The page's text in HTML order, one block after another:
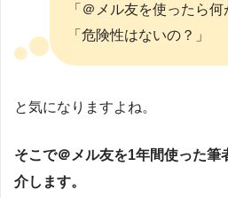
「＠メル友を使ったら何
「危険性はないの？」
と気になりますよね。
そこで＠メル友を1年間使った筆
介します。